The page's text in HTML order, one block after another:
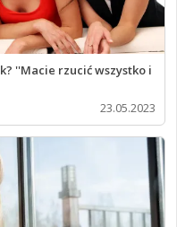
''Macie rzucić wszystko i
23.05.2023